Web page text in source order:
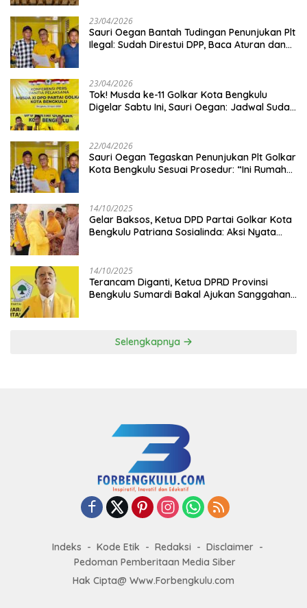
23/04/2026
Sauri Oegan Bantah Tudingan Penunjukan Plt
Ilegal: Sudah Direstui DPP, Baca Aturan dan
23/04/2026
‎Tok! Musda ke-11 Golkar Kota Bengkulu
Digelar Sabtu Ini, Sauri Oegan: Jadwal Sudah
22/04/2026
Sauri Oegan Tegaskan Penunjukan Plt Golkar
Kota Bengkulu Sesuai Prosedur: “Ini Rumah
14/10/2025
‎Gelar Baksos, Ketua DPD Partai Golkar Kota
Bengkulu Patriana Sosialinda: Aksi Nyata
14/10/2025
Terancam Diganti, Ketua DPRD Provinsi
Bengkulu Sumardi Bakal Ajukan Sanggahan
Selengkapnya
Indeks Kode Etik Redaksi
Disclaimer
Pedoman Pemberitaan Media Siber
Hak Cipta@ Www.Forbengkulu.com